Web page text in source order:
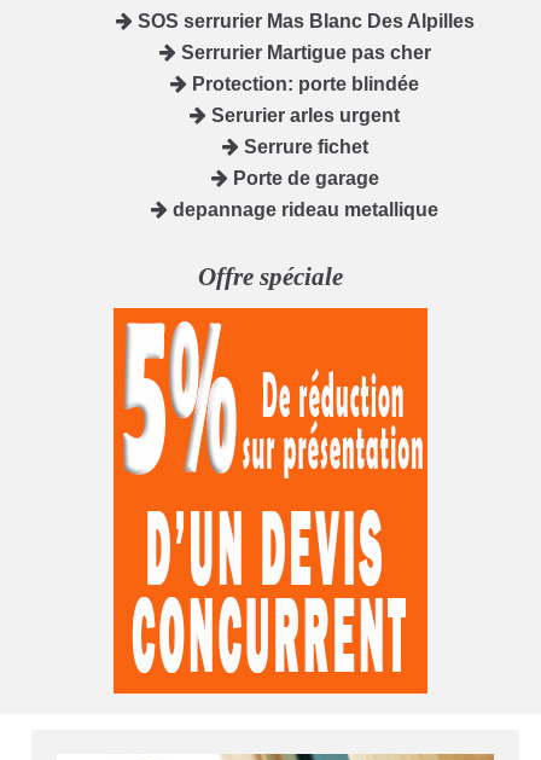
SOS serrurier Mas Blanc Des Alpilles
Serrurier Martigue pas cher
Protection: porte blindée
Serurier arles urgent
Serrure fichet
Porte de garage
depannage rideau metallique
Offre spéciale